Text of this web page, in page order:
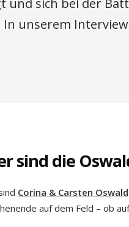
und sich bei der
unserem
sind die
Corina & Carsten Oswald
auf dem Feld – ob